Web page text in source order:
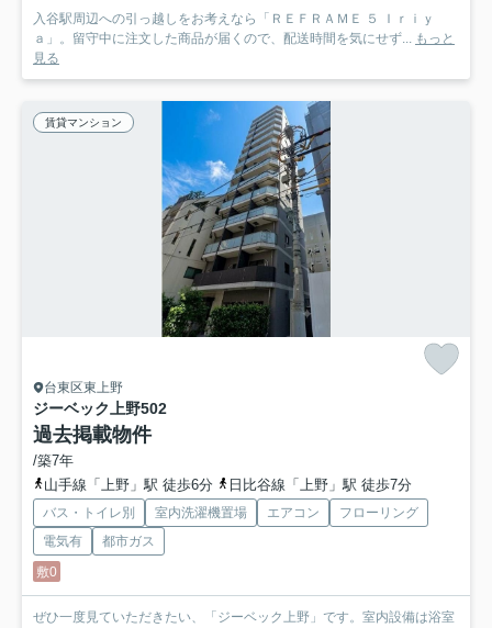
入谷駅周辺への引っ越しをお考えなら「ＲＥＦＲＡＭＥ ５ Ｉｒｉｙ
ａ」。留守中に注文した商品が届くので、配送時間を気にせず... もっと
見る
賃貸マンション
台東区東上野
ジーベック上野502
過去掲載物件
/築7年
山手線「上野」駅 徒歩6分
日比谷線「上野」駅 徒歩7分
バス・トイレ別 室内洗濯機置場 エアコン
フローリング
電気有
都市ガス
敷0
ぜひ一度見ていただきたい、「ジーベック上野」です。室内設備は浴室